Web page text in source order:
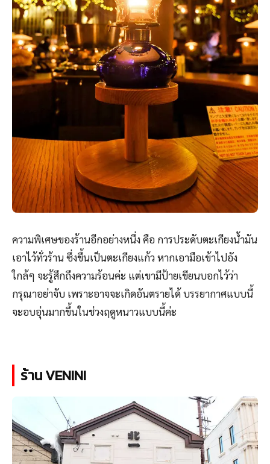
ความพิเศษของร้านอีกอย่างหนึ่ง คือ การประดับตะเกียงน้ำมัน
เอาไว้ทั่วร้าน ซึ่งขึ้นเป็นตะเกียงแก้ว หากเอามือเข้าไปอัง
ใกล้ๆ จะรู้สึกถึงความร้อนค่ะ แต่เขามีป้ายเขียนบอกไว้ว่า
กรุณาอย่าจับ เพราะอาจจะเกิดอันตรายได้ บรรยากาศแบบนี้
จะอบอุ่นมากขึ้นในช่วงฤดูหนาวแบบนี้ค่ะ
ร้าน VENINI